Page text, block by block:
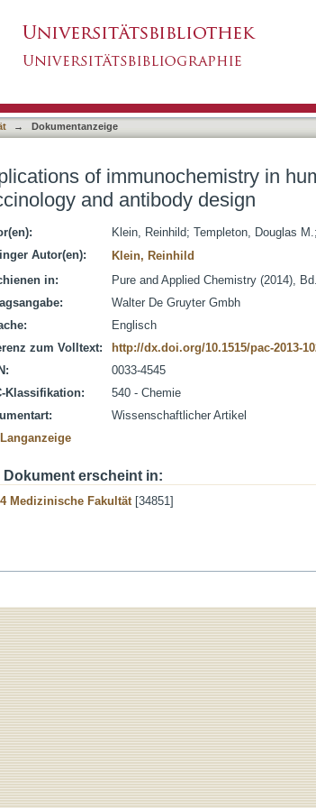
in human health: advances in
→ Dokumentanzeige
of immunochemistry in
and antibody design
Klein, Reinhild; Templeton, Douglas M.;
Autor(en):
Klein, Reinhild
in:
Pure and Applied Chemistry (2014),
Walter De Gruyter Gmbh
Englisch
zum Volltext:
http://dx.doi.org/10.1515/pac-2013-
0033-4545
Klassifikation:
540 - Chemie
Wissenschaftlicher Artikel
Dokument erscheint in:
4 Medizinische Fakultät[34851]